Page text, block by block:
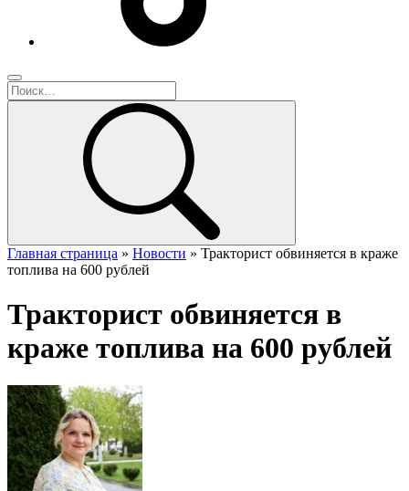
Главная страница » Новости » Тракторист обвиняется в краже
топлива на 600 рублей
Тракторист обвиняется в
краже топлива на 600 рублей